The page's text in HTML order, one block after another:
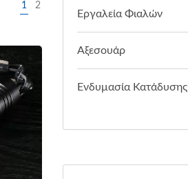
1 2
Εργαλεία Φιαλών
Αξεσουάρ
Ενδυμασία Κατάδυσης